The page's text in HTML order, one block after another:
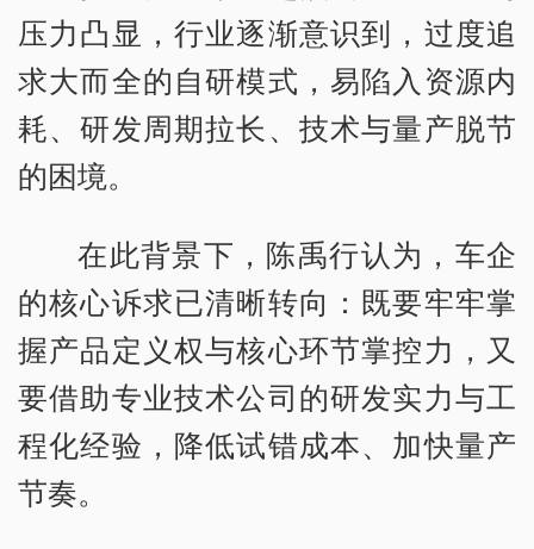
压力凸显，行业逐渐意识到，过度追
求大而全的自研模式，易陷入资源内
耗、研发周期拉长、技术与量产脱节
的困境。
在此背景下，陈禹行认为，车企
的核心诉求已清晰转向：既要牢牢掌
握产品定义权与核心环节掌控力，又
要借助专业技术公司的研发实力与工
程化经验，降低试错成本、加快量产
节奏。